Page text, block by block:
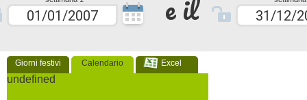
Giorni festivi Calendario Excel
undefined